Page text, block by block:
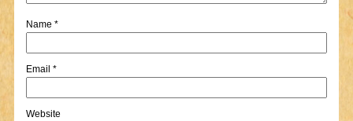
Name *
Email *
Website